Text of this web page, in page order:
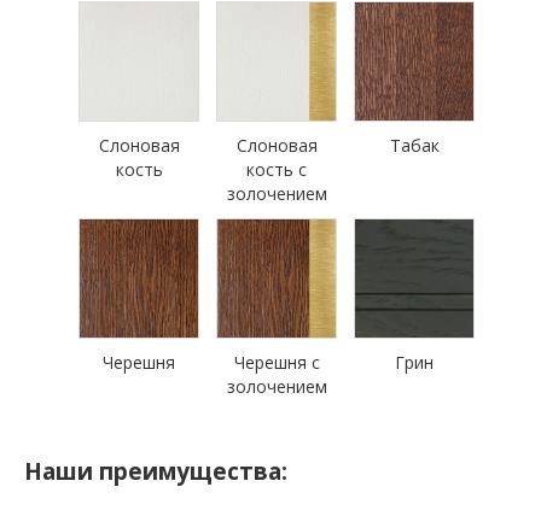
Слоновая
кость
Слоновая
кость с
золочением
Табак
Черешня
Черешня с
золочением
Грин
Наши преимущества: